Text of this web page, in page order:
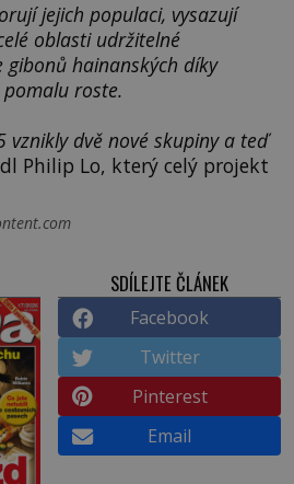
jejich populaci, vysazují
oblasti udržitelné
gibonů hainanských díky
roste.
vznikly dvě nové skupiny a teď
Philip Lo, který celý projekt
SDÍLEJTE ČLÁNEK
Facebook
Twitter
Pinterest
Email